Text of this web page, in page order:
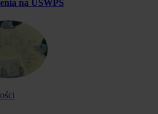
na USWPS